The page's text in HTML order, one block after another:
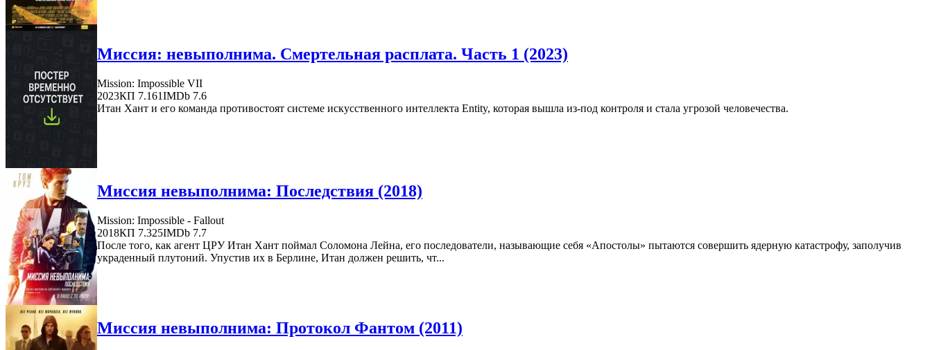
Миссия: невыполнима. Смертельная расплата. Часть 1 (2023)
Mission: Impossible VII
2023КП 7.161IMDb 7.6
Итан Хант и его команда противостоят системе искусственного интеллекта Entity, которая вышла из-под контроля и стала угрозой человечества.
Миссия невыполнима: Последствия (2018)
Mission: Impossible - Fallout
2018КП 7.325IMDb 7.7
После того, как агент ЦРУ Итан Хант поймал Соломона Лейна, его последователи, называющие себя «Апостолы» пытаются совершить ядерную катастрофу, заполучив
украденный плутоний. Упустив их в Берлине, Итан должен решить, чт...
Миссия невыполнима: Протокол Фантом (2011)